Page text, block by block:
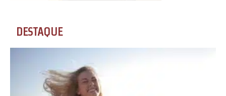
DESTAQUE